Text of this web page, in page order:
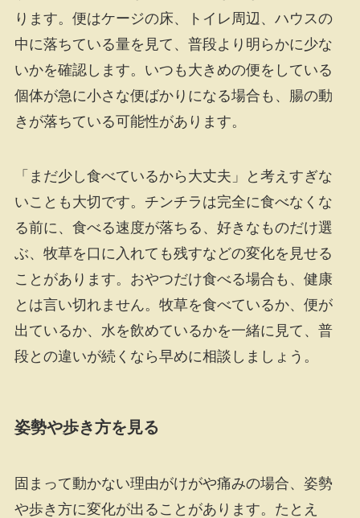
ります。便はケージの床、トイレ周辺、ハウスの
中に落ちている量を見て、普段より明らかに少な
いかを確認します。いつも大きめの便をしている
個体が急に小さな便ばかりになる場合も、腸の動
きが落ちている可能性があります。
「まだ少し食べているから大丈夫」と考えすぎな
いことも大切です。チンチラは完全に食べなくな
る前に、食べる速度が落ちる、好きなものだけ選
ぶ、牧草を口に入れても残すなどの変化を見せる
ことがあります。おやつだけ食べる場合も、健康
とは言い切れません。牧草を食べているか、便が
出ているか、水を飲めているかを一緒に見て、普
段との違いが続くなら早めに相談しましょう。
姿勢や歩き方を見る
固まって動かない理由がけがや痛みの場合、姿勢
や歩き方に変化が出ることがあります。たとえ